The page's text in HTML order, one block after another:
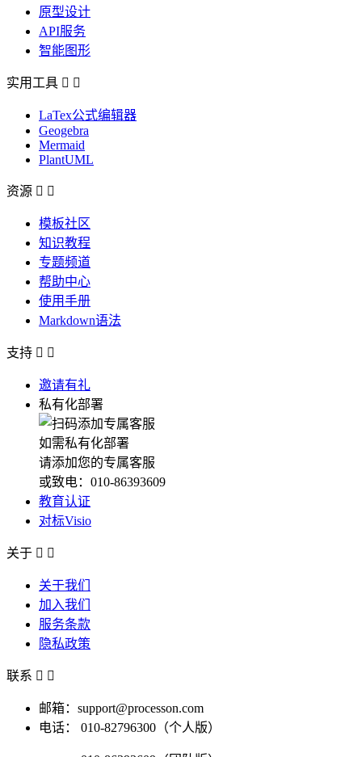
原型设计
API服务
智能图形
实用工具  
LaTex公式编辑器
Geogebra
Mermaid
PlantUML
资源  
模板社区
知识教程
专题频道
帮助中心
使用手册
Markdown语法
支持  
邀请有礼
私有化部署
如需私有化部署
请添加您的专属客服
或致电：010-86393609
教育认证
对标Visio
关于  
关于我们
加入我们
服务条款
隐私政策
联系  
邮箱：support@processon.com
电话：
010-82796300（个人版）